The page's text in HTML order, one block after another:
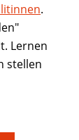
.
Lernen
stellen